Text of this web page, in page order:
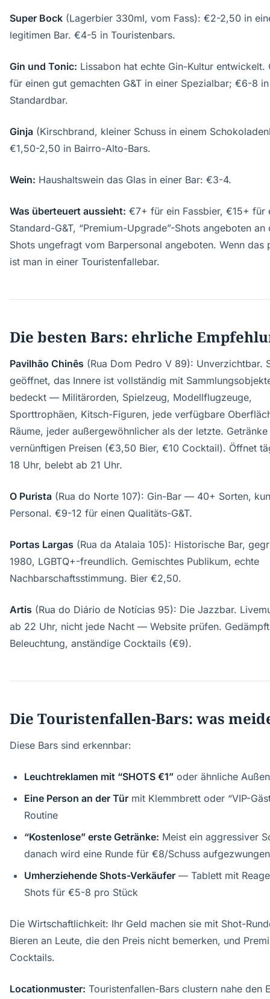
Super Bock (Lagerbier 330ml, vom Fass): €2-2,50 in
legitimen Bar. €4-5 in Touristenbars.
Gin und Tonic: Lissabon hat echte Gin-Kultur entwickelt.
für einen gut gemachten G&T in einer Spezialbar; €6-8
Standardbar.
Ginja (Kirschbrand, kleiner Schuss in einem
€1,50-2,50 in Bairro-Alto-Bars.
Wein: Haushaltswein das Glas in einer Bar: €3-4.
Was überteuert aussieht: €7+ für ein Fassbier, €15+ für
Standard-G&T, “Premium-Upgrade”-Shots angeboten an
Shots ungefragt vom Barpersonal angeboten. Wenn das
ist man in einer Touristenfallebar.
Die besten Bars: ehrliche
Pavilhão Chinês (Rua Dom Pedro V 89): Unverzichtbar.
geöffnet, das Innere ist vollständig mit
bedeckt — Militärorden, Spielzeug, Modellflugzeuge,
Sporttrophäen, Kitsch-Figuren, jede verfügbare
Räume, jeder außergewöhnlicher als der letzte.
vernünftigen Preisen (€3,50 Bier, €10 Cocktail). Öffnet
18 Uhr, belebt ab 21 Uhr.
O Purista (Rua do Norte 107): Gin-Bar — 40+ Sorten,
Personal. €9-12 für einen Qualitäts-G&T.
Portas Largas (Rua da Atalaia 105): Historische Bar,
1980, LGBTQ+-freundlich. Gemischtes Publikum, echte
Nachbarschaftsstimmung. Bier €2,50.
Artis (Rua do Diário de Notícias 95): Die Jazzbar.
ab 22 Uhr, nicht jede Nacht — Website prüfen.
Beleuchtung, anständige Cocktails (€9).
Die Touristenfallen-Bars: was
Diese Bars sind erkennbar:
Leuchtreklamen mit “SHOTS €1” oder ähnliche
Eine Person an der Tür mit Klemmbrett oder “VIP-
Routine
“Kostenlose” erste Getränke: Meist ein aggressiver
danach wird eine Runde für €8/Schuss aufgezwungen
Umherziehende Shots-Verkäufer — Tablett mit
Shots für €5-8 pro Stück
Die Wirtschaftlichkeit: Ihr Geld machen sie mit Shot-
Bieren an Leute, die den Preis nicht bemerken, und
Cocktails.
Locationmuster: Touristenfallen-Bars clustern nahe den